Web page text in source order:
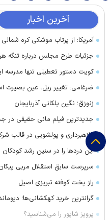
آخرین اخبار
آمریکا: از پرتاب موشکی کره
جزئیات طرح مجلس درباره تنگه
کویت دستور تعطیلی تنها مدرسه
ضرغامی: تغییر ریل، عین
زنوزق؛ نگین پلکانی آذربایجان
جدیدترین فیلم مانی حقیقی در
کلاهبرداری و پولشویی در قالب
این درد‌ها را در سنین رشد
سرپرست سابق استقلال مربی
راز پخت کوفته تبریزی اصیل
گرانترین خرید کهکشانی‌ها؛
پرویز شاپور را می‌شناسید؟